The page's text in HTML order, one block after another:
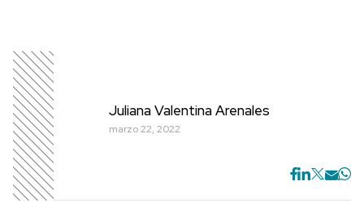
Juliana Valentina Arenales
marzo 22, 2022